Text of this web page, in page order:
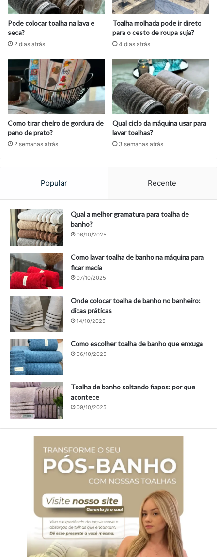
Pode colocar toalha na lava e
seca?
2 dias atrás
Toalha molhada pode ir direto
para o cesto de roupa suja?
4 dias atrás
Como tirar cheiro de gordura de
pano de prato?
2 semanas atrás
Qual ciclo da máquina usar para
lavar toalhas?
3 semanas atrás
Popular Recente
Qual a melhor gramatura para toalha de
banho?
06/10/2025
Como lavar toalha de banho na máquina para
ficar macia
07/10/2025
Onde colocar toalha de banho no banheiro:
dicas práticas
14/10/2025
Como escolher toalha de banho que enxuga
06/10/2025
Toalha de banho soltando fiapos: por que
acontece
09/10/2025